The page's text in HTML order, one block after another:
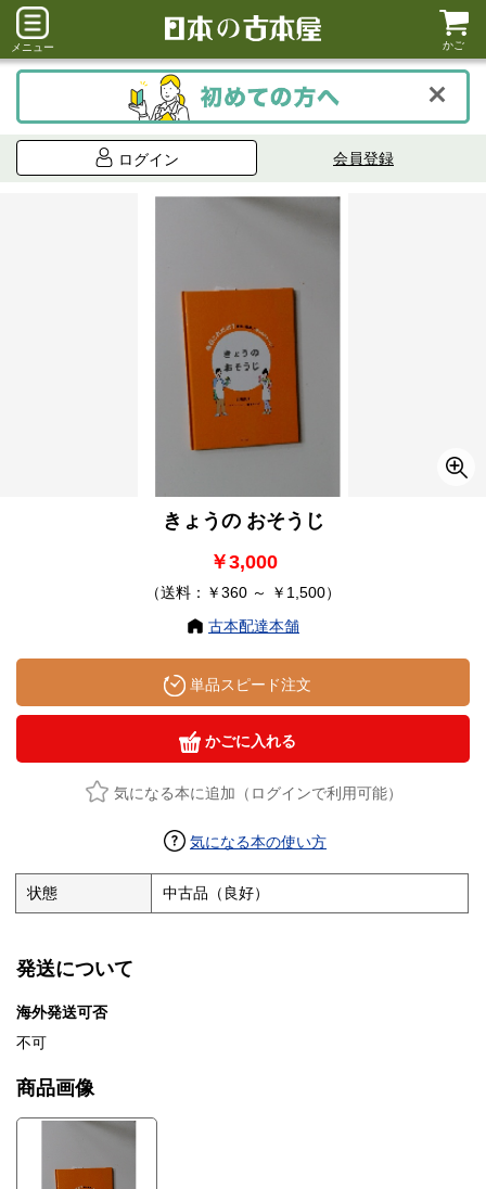
メニュー かご
ログイン 会員登録
きょうの おそうじ
￥3,000
（送料：￥360 ～ ￥1,500）
古本配達本舗
単品スピード注文
かごに入れる
気になる本に追加（ログインで利用可能）
気になる本の使い方
状態 中古品（良好）
発送について
海外発送可否
不可
商品画像